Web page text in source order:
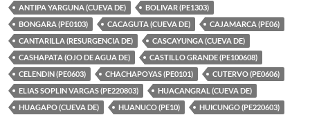
ANTIPA YARGUNA (CUEVA DE)
BOLIVAR (PE1303)
BONGARA (PE0103)
CACAGUTA (CUEVA DE)
CAJAMARCA (PE06)
CANTARILLA (RESURGENCIA DE)
CASCAYUNGA (CUEVA DE)
CASHAPATA (OJO DE AGUA DE)
CASTILLO GRANDE (PE100608)
CELENDIN (PE0603)
CHACHAPOYAS (PE0101)
CUTERVO (PE0606)
ELIAS SOPLIN VARGAS (PE220803)
HUACANGRAL (CUEVA DE)
HUAGAPO (CUEVA DE)
HUANUCO (PE10)
HUICUNGO (PE220603)